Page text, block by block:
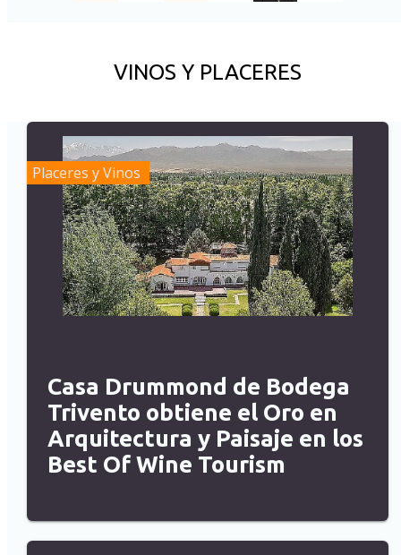
VINOS Y PLACERES
Placeres y Vinos
Casa Drummond de Bodega
Trivento obtiene el Oro en
Arquitectura y Paisaje en los
Best Of Wine Tourism